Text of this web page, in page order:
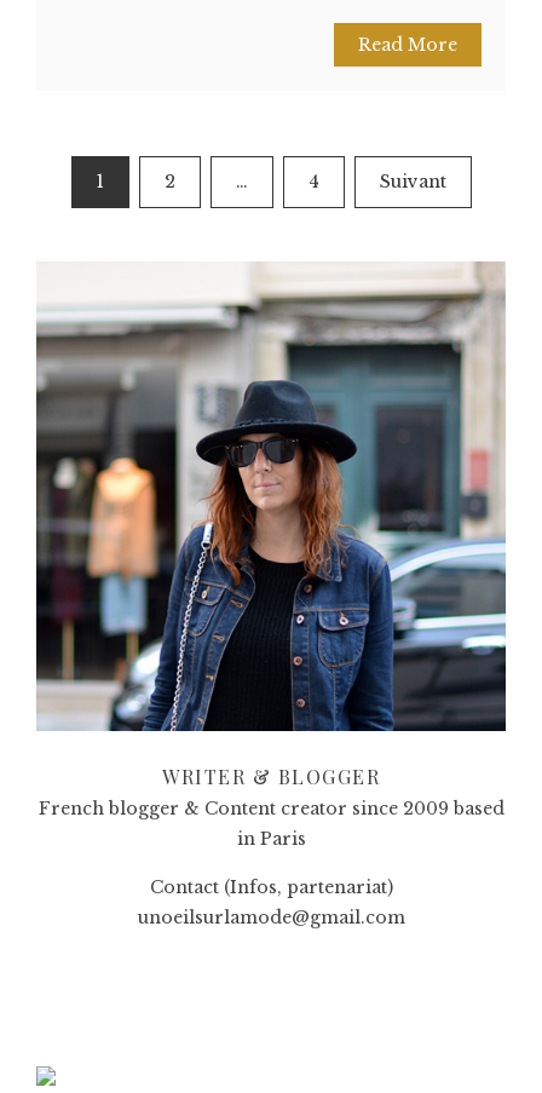
Read More
Pagination
des
1 2 … 4 Suivant
WRITER & BLOGGER
French blogger & Content creator since 2009 based
in Paris
Contact (Infos, partenariat)
unoeilsurlamode@gmail.com